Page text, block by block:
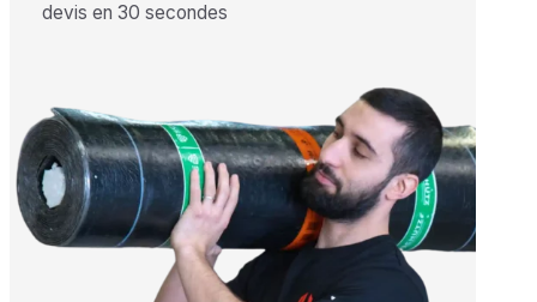
devis en 30 secondes